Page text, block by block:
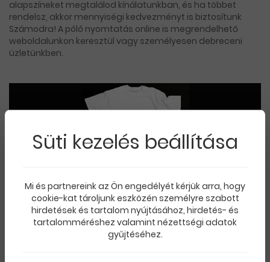
alapszíneket megtalálod kínálatunkban, és ha többet
rendelsz, akkor mennyiségi kedvezményt is biztosítunk
Számodra! A póló nyomtatás online is megrendelhető
weboldalunkon keresztül vagy személyesen debreceni
üzletünkben.
Nálunk jó minőséget kapsz kedvező áron! Póló nyomtatás
Debrecen belvárosában, országos kiszállítással
Ha bármilyen kérdésed van, szívesen segítünk! Vedd fel
velünk a kapcsolatot elérhetőségeinken:
Süti kezelés beállítása
Mi és partnereink az Ön engedélyét kérjük arra, hogy
cookie-kat tároljunk eszközén személyre szabott
hirdetések és tartalom nyújtásához, hirdetés- és
tartalomméréshez valamint nézettségi adatok
gyűjtéséhez.